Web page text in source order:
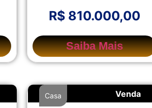
R$ 810.000,00
Saiba Mais
Venda
Casa